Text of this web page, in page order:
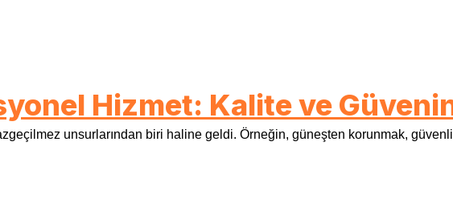
Hizmet: Kalite ve
unsurlarından biri haline geldi. Örneğin, güneşten korunmak,